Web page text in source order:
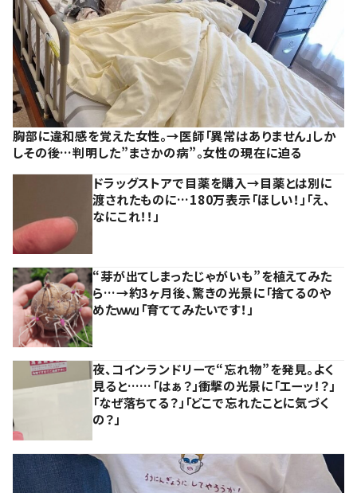
胸部に違和感を覚えた女性。→医師「異常はありません」しか
しその後…判明した”まさかの病”。女性の現在に迫る
ドラッグストアで目薬を購入→目薬とは別に
渡されたものに…180万表示「ほしい！」「え、
なにこれ！！」
“芽が出てしまったじゃがいも”を植えてみた
ら…→約3ヶ月後、驚きの光景に「捨てるのや
めたｗｗ」「育ててみたいです！」
夜、コインランドリーで“忘れ物”を発見。よく
見ると……「はぁ？」衝撃の光景に「エーッ！？」
「なぜ落ちてる？」「どこで忘れたことに気づく
の？」